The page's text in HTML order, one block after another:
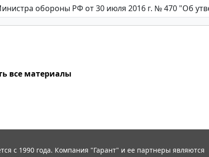
все материалы
с 1990 года. Компания "Гарант" и ее партнеры являются